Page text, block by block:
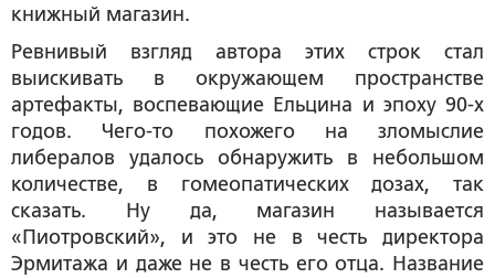
книжный магазин.
Ревнивый взгляд автора этих строк стал
выискивать в окружающем пространстве
артефакты, воспевающие Ельцина и эпоху 90-х
годов. Чего-то похожего на зломыслие
либералов удалось обнаружить в небольшом
количестве, в гомеопатических дозах, так
сказать. Ну да, магазин называется
«Пиотровский», и это не в честь директора
Эрмитажа и даже не в честь его отца. Название